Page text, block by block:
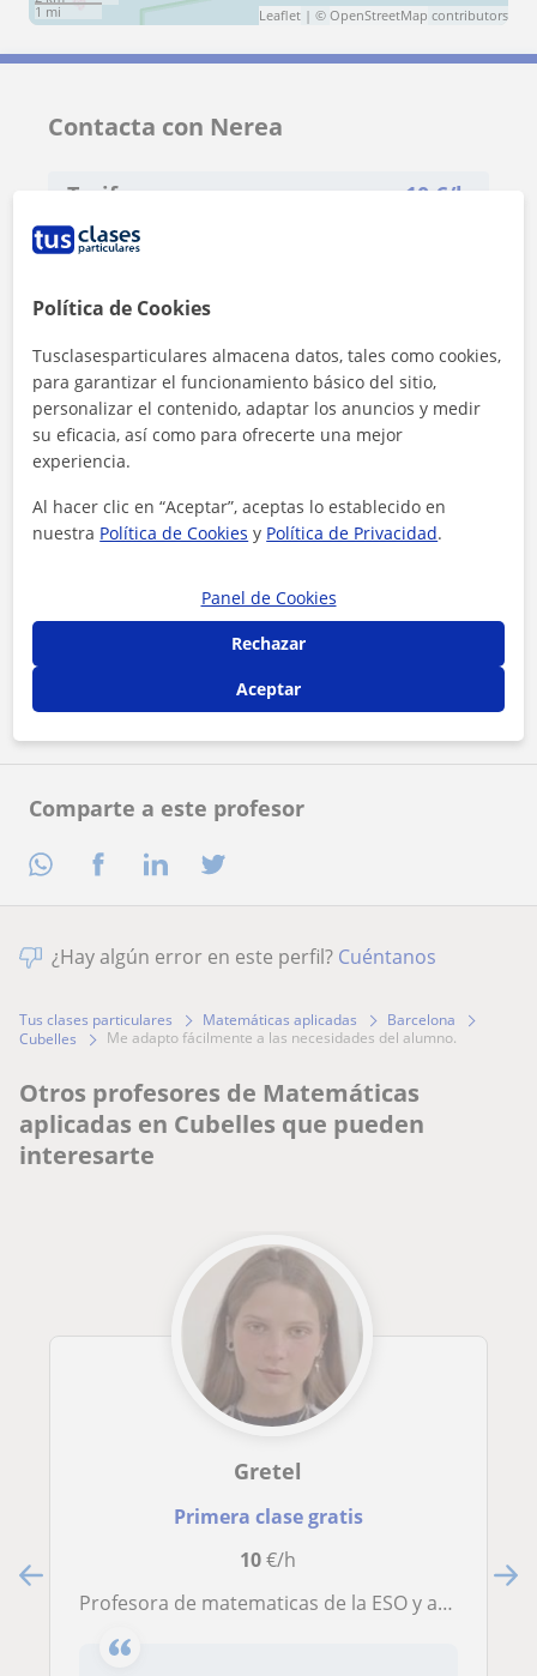
Comparte a este profesor
1 mi
Leaflet | © OpenStreetMap contributors
Contacta con Nerea
Tarifa 10 €/h
Al hacer clic, aceptas nuestroaviso legaly de
Contactar ahora
¿Hay algún error en este perfil? Cuéntanos
Tus clases particulares Matemáticas aplicadas
Barcelona
Cubelles
me adapto fácilmente a las necesidades del alumno.
Otros profesores de Matemáticas
aplicadas en Cubelles que pueden
interesarte
Gretel
Primera clase gratis
10€/h
Profesora de matematicas de la ESO y aplicadas de bachillerato fisponibilidad para hacer teletrabajo
Política de Cookies
Tusclasesparticulares almacena datos, tales como cookies,
para garantizar el funcionamiento básico del sitio,
personalizar el contenido, adaptar los anuncios y medir
su eficacia, así como para ofrecerte una mejor
experiencia.
Al hacer clic en “Aceptar”, aceptas lo establecido en
nuestra Política de Cookies y Política de Privacidad.
Panel de Cookies
Rechazar
Aceptar